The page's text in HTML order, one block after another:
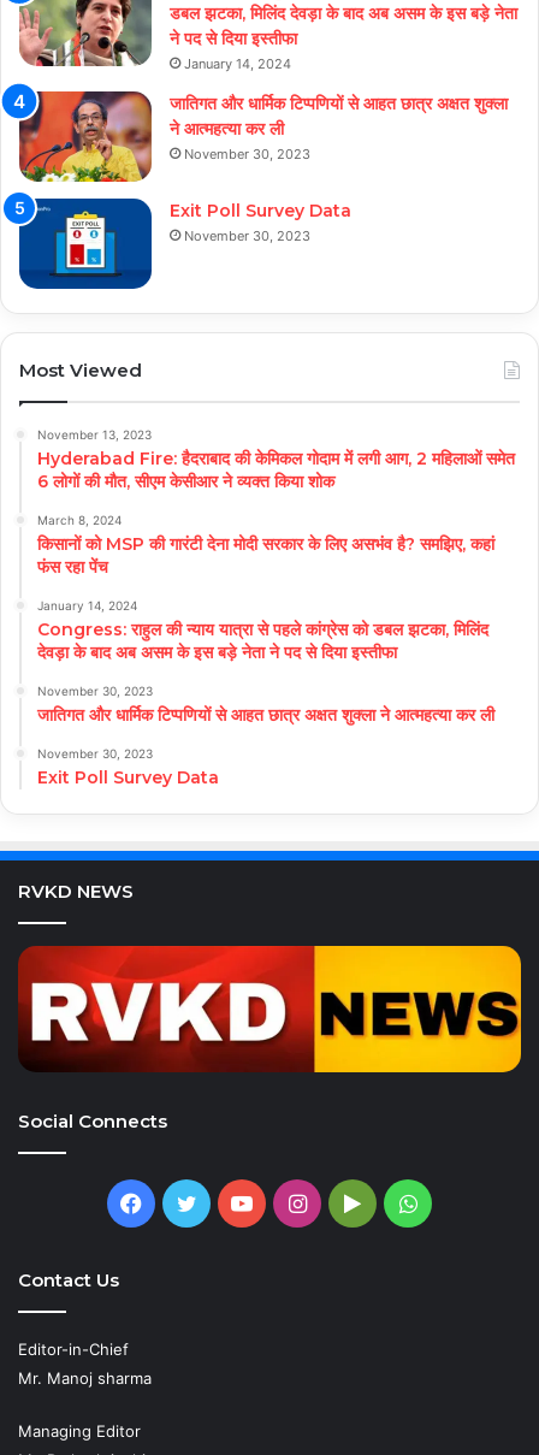
डबल झटका, मिलिंद देवड़ा के बाद अब असम के इस बड़े नेता
ने पद से दिया इस्तीफा
January 14, 2024
जातिगत और धार्मिक टिप्पणियों से आहत छात्र अक्षत शुक्ला
ने आत्महत्या कर ली
November 30, 2023
Exit Poll Survey Data
November 30, 2023
Most Viewed
November 13, 2023
Hyderabad Fire: हैदराबाद की केमिकल गोदाम में लगी आग, 2 महिलाओं समेत
6 लोगों की मौत, सीएम केसीआर ने व्यक्त किया शोक
March 8, 2024
किसानों को MSP की गारंटी देना मोदी सरकार के लिए असभंव है? समझिए, कहां
फंस रहा पेंच
January 14, 2024
Congress: राहुल की न्याय यात्रा से पहले कांग्रेस को डबल झटका, मिलिंद
देवड़ा के बाद अब असम के इस बड़े नेता ने पद से दिया इस्तीफा
November 30, 2023
जातिगत और धार्मिक टिप्पणियों से आहत छात्र अक्षत शुक्ला ने आत्महत्या कर ली
November 30, 2023
Exit Poll Survey Data
RVKD NEWS
Social Connects
Facebook
TwitterYouTubeInstagram
GoogleWhatsApp
Contact Us
Editor-in-Chief
Mr. Manoj sharma
Managing Editor